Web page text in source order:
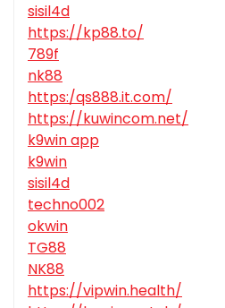
sisil4d
https://kp88.to/
789f
nk88
https:/qs888.it.com/
https://kuwincom.net/
k9win app
k9win
sisil4d
techno002
okwin
TG88
NK88
https://vipwin.health/